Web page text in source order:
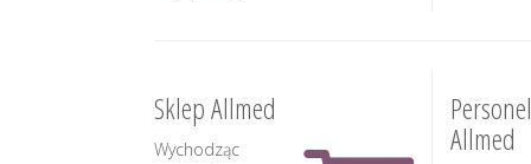
Sklep Allmed
Wychodząc
Personel
Allmed